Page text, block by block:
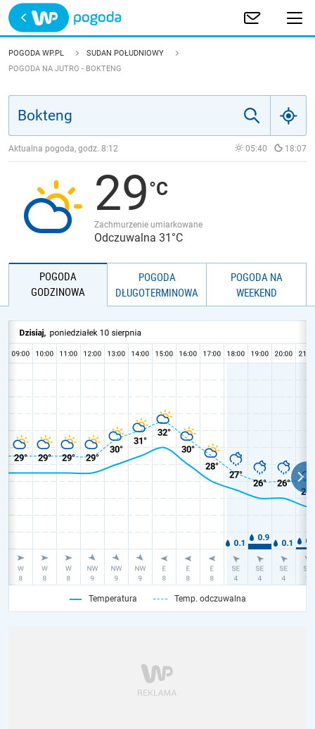
Trwa ładowanie
POLSKA
JAKOŚĆ POWIETRZA
POGODA WP.PL
SUDAN POŁUDNIOWY
POGODA NA JUTRO - BOKTENG
Aktualna pogoda, godz. 8:12 05:40 18:07
29
Zachmurzenie umiarkowane
Odczuwalna 31°C
POGODA
GODZINOWA
POGODA
DŁUGOTERMINOWA
POGODA NA
WEEKEND
Temperatura Temp. odczuwalna